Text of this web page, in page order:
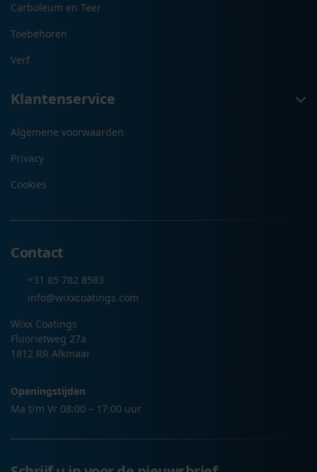
Carboleum en Teer
Toebehoren
Verf
Klantenservice
Algemene voorwaarden
Privacy
Cookies
Contact
+31 85 782 8583
info@wixxcoatings.com
Wixx Coatings
Fluorietweg 27a
1812 RR Alkmaar
Openingstijden
Ma t/m Vr 08:00 – 17:00 uur